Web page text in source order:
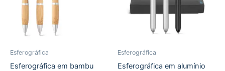
Esferográfica
Esferográfica em bambu
Esferográfica
Esferográfica em alumínio